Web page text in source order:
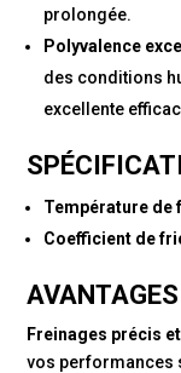
prolongée.
Polyvalence
des conditions
excellente
Température de
Coefficient de
Freinages précis
vos performances